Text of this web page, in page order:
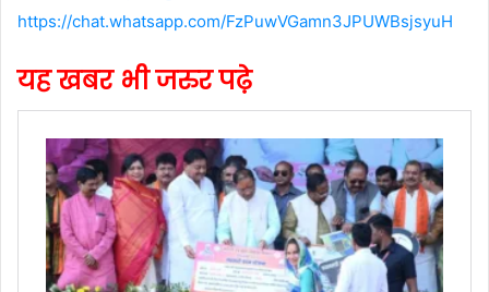
https://chat.whatsapp.com/FzPuwVGamn3JPUWBsjsyuH
यह खबर भी जरुर पढ़े